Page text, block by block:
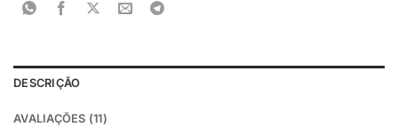
DESCRIÇÃO
AVALIAÇÕES (11)